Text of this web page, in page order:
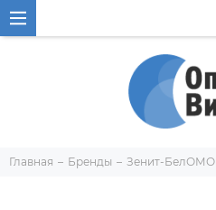
Главная Бренды Зенит-БелОМО